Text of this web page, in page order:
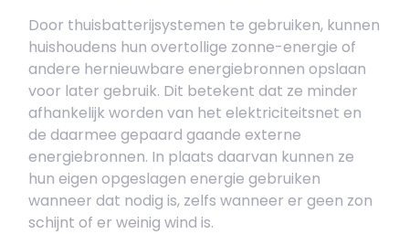
Door thuisbatterijsystemen te gebruiken, kunnen
huishoudens hun overtollige zonne-energie of
andere hernieuwbare energiebronnen opslaan
voor later gebruik. Dit betekent dat ze minder
afhankelijk worden van het elektriciteitsnet en
de daarmee gepaard gaande externe
energiebronnen. In plaats daarvan kunnen ze
hun eigen opgeslagen energie gebruiken
wanneer dat nodig is, zelfs wanneer er geen zon
schijnt of er weinig wind is.